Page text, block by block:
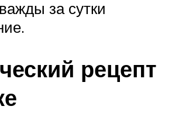
за сутки
рецепт